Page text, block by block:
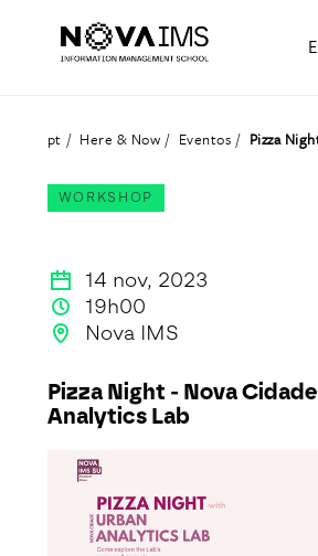
pt Here & Now Eventos Pizza
WORKSHOP
14 nov, 2023
19h00
Nova IMS
Pizza Night - Nova
Analytics Lab